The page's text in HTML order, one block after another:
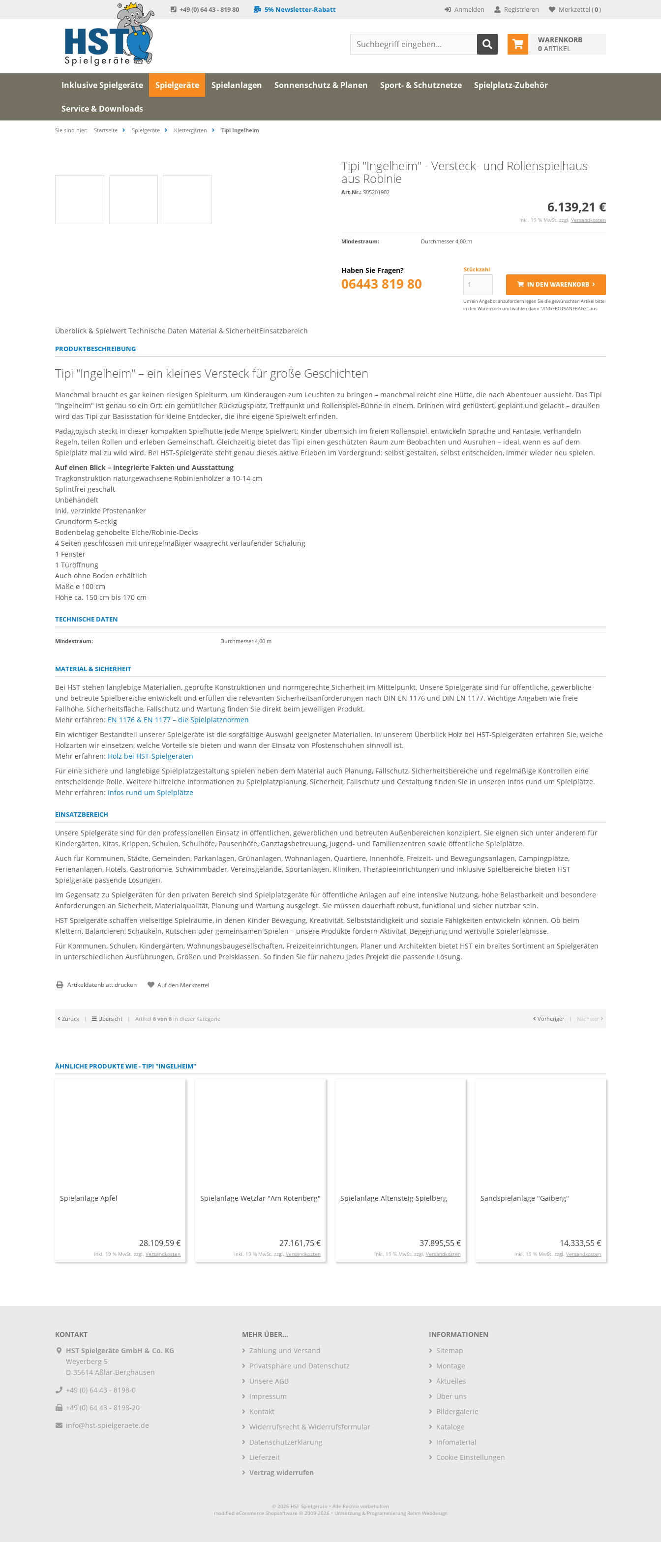
+49 (0) 64 43 - 819 80 5% Newsletter-Rabatt Merkzettel (0)
Registrieren
Anmelden
WARENKORB
0 ARTIKEL
Inklusive Spielgeräte Spielgeräte Spielanlagen Sonnenschutz & Planen Sport- & Schutznetze Spielplatz-Zubehör
Service & Downloads
Sie sind hier: Startseite Spielgeräte Klettergärten Tipi Ingelheim
Tipi "Ingelheim" - Versteck- und Rollenspielhaus
aus Robinie
Art.Nr.: S05201902
6.139,21 €
inkl. 19 % MwSt. zzgl. Versandkosten
Mindestraum: Durchmesser 4,00 m
Stückzahl
IN DEN WARENKORB
Um ein Angebot anzufordern legen Sie die gewünschten Artikel bitte
in den Warenkorb und wählen dann "ANGEBOTSANFRAGE" aus
Haben Sie Fragen?
06443 819 80
Überblick & Spielwert Technische Daten Material & SicherheitEinsatzbereich
PRODUKTBESCHREIBUNG
Tipi "Ingelheim" – ein kleines Versteck für große Geschichten
Manchmal braucht es gar keinen riesigen Spielturm, um Kinderaugen zum Leuchten zu bringen – manchmal reicht eine Hütte, die nach Abenteuer aussieht. Das Tipi
"Ingelheim" ist genau so ein Ort: ein gemütlicher Rückzugsplatz, Treffpunkt und Rollenspiel-Bühne in einem. Drinnen wird geflüstert, geplant und gelacht – draußen
wird das Tipi zur Basisstation für kleine Entdecker, die ihre eigene Spielwelt erfinden.
Pädagogisch steckt in dieser kompakten Spielhütte jede Menge Spielwert: Kinder üben sich im freien Rollenspiel, entwickeln Sprache und Fantasie, verhandeln
Regeln, teilen Rollen und erleben Gemeinschaft. Gleichzeitig bietet das Tipi einen geschützten Raum zum Beobachten und Ausruhen – ideal, wenn es auf dem
Spielplatz mal zu wild wird. Bei HST-Spielgeräte steht genau dieses aktive Erleben im Vordergrund: selbst gestalten, selbst entscheiden, immer wieder neu spielen.
Auf einen Blick – integrierte Fakten und Ausstattung
Tragkonstruktion naturgewachsene Robinienhölzer ø 10-14 cm
Splintfrei geschält
Unbehandelt
Inkl. verzinkte Pfostenanker
Grundform 5-eckig
Bodenbelag gehobelte Eiche/Robinie-Decks
4 Seiten geschlossen mit unregelmäßiger waagrecht verlaufender Schalung
1 Fenster
1 Türöffnung
Auch ohne Boden erhältlich
Maße ø 100 cm
Höhe ca. 150 cm bis 170 cm
TECHNISCHE DATEN
Mindestraum: Durchmesser 4,00 m
MATERIAL & SICHERHEIT
Bei HST stehen langlebige Materialien, geprüfte Konstruktionen und normgerechte Sicherheit im Mittelpunkt. Unsere Spielgeräte sind für öffentliche, gewerbliche
und betreute Spielbereiche entwickelt und erfüllen die relevanten Sicherheitsanforderungen nach DIN EN 1176 und DIN EN 1177. Wichtige Angaben wie freie
Fallhöhe, Sicherheitsfläche, Fallschutz und Wartung finden Sie direkt beim jeweiligen Produkt.
Mehr erfahren: EN 1176 & EN 1177 – die Spielplatznormen
Ein wichtiger Bestandteil unserer Spielgeräte ist die sorgfältige Auswahl geeigneter Materialien. In unserem Überblick Holz bei HST-Spielgeräten erfahren Sie, welche
Holzarten wir einsetzen, welche Vorteile sie bieten und wann der Einsatz von Pfostenschuhen sinnvoll ist.
Mehr erfahren: Holz bei HST-Spielgeräten
Für eine sichere und langlebige Spielplatzgestaltung spielen neben dem Material auch Planung, Fallschutz, Sicherheitsbereiche und regelmäßige Kontrollen eine
entscheidende Rolle. Weitere hilfreiche Informationen zu Spielplatzplanung, Sicherheit, Fallschutz und Gestaltung finden Sie in unseren Infos rund um Spielplätze.
Mehr erfahren: Infos rund um Spielplätze
EINSATZBEREICH
Unsere Spielgeräte sind für den professionellen Einsatz in öffentlichen, gewerblichen und betreuten Außenbereichen konzipiert. Sie eignen sich unter anderem für
Kindergärten, Kitas, Krippen, Schulen, Schulhöfe, Pausenhöfe, Ganztagsbetreuung, Jugend- und Familienzentren sowie öffentliche Spielplätze.
Auch für Kommunen, Städte, Gemeinden, Parkanlagen, Grünanlagen, Wohnanlagen, Quartiere, Innenhöfe, Freizeit- und Bewegungsanlagen, Campingplätze,
Ferienanlagen, Hotels, Gastronomie, Schwimmbäder, Vereinsgelände, Sportanlagen, Kliniken, Therapieeinrichtungen und inklusive Spielbereiche bieten HST
Spielgeräte passende Lösungen.
Im Gegensatz zu Spielgeräten für den privaten Bereich sind Spielplatzgeräte für öffentliche Anlagen auf eine intensive Nutzung, hohe Belastbarkeit und besondere
Anforderungen an Sicherheit, Materialqualität, Planung und Wartung ausgelegt. Sie müssen dauerhaft robust, funktional und sicher nutzbar sein.
HST Spielgeräte schaffen vielseitige Spielräume, in denen Kinder Bewegung, Kreativität, Selbstständigkeit und soziale Fähigkeiten entwickeln können. Ob beim
Klettern, Balancieren, Schaukeln, Rutschen oder gemeinsamen Spielen – unsere Produkte fördern Aktivität, Begegnung und wertvolle Spielerlebnisse.
Für Kommunen, Schulen, Kindergärten, Wohnungsbaugesellschaften, Freizeiteinrichtungen, Planer und Architekten bietet HST ein breites Sortiment an Spielgeräten
in unterschiedlichen Ausführungen, Größen und Preisklassen. So finden Sie für nahezu jedes Projekt die passende Lösung.
Artikeldatenblatt drucken
Zurück | Übersicht | Artikel 6 von 6 in dieser Kategorie Vorheriger | Nächster
ÄHNLICHE PRODUKTE WIE - TIPI "INGELHEIM"
Spielanlage Apfel
28.109,59 €
inkl. 19 % MwSt. zzgl. Versandkosten
Spielanlage Wetzlar "Am Rotenberg"
27.161,75 €
inkl. 19 % MwSt. zzgl. Versandkosten
Spielanlage Altensteig Spielberg
37.895,55 €
inkl. 19 % MwSt. zzgl. Versandkosten
Sandspielanlage "Gaiberg"
14.333,55 €
inkl. 19 % MwSt. zzgl. Versandkosten
KONTAKT
HST Spielgeräte GmbH & Co. KG
Weyerberg 5
D-35614 Aßlar-Berghausen
+49 (0) 64 43 - 8198-0
+49 (0) 64 43 - 8198-20
info@hst-spielgeraete.de
MEHR ÜBER...
Zahlung und Versand
Privatsphäre und Datenschutz
Unsere AGB
Impressum
Kontakt
Widerrufsrecht & Widerrufsformular
Datenschutzerklärung
Lieferzeit
Vertrag widerrufen
INFORMATIONEN
Sitemap
Montage
Aktuelles
Über uns
Bildergalerie
Kataloge
Infomaterial
Cookie Einstellungen
© 2026 HST Spielgeräte • Alle Rechte vorbehalten
modified eCommerce Shopsoftware © 2009-2026 • Umsetzung & Programmierung Rehm Webdesign